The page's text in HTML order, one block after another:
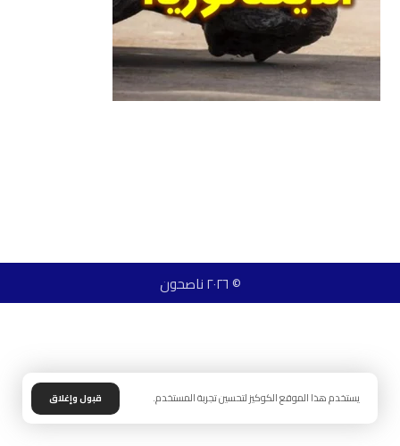
© ٢٠٢٦ ناصحون
يستخدم هذا الموقع الكوكيز لتحسين تجربة المستخدم. قبول وإغلاق